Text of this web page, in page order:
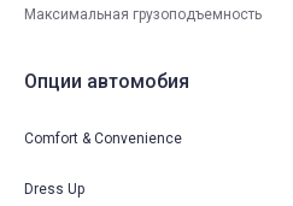
Максимальная грузоподъемность
Опции автомобия
Comfort & Convenience
Dress Up